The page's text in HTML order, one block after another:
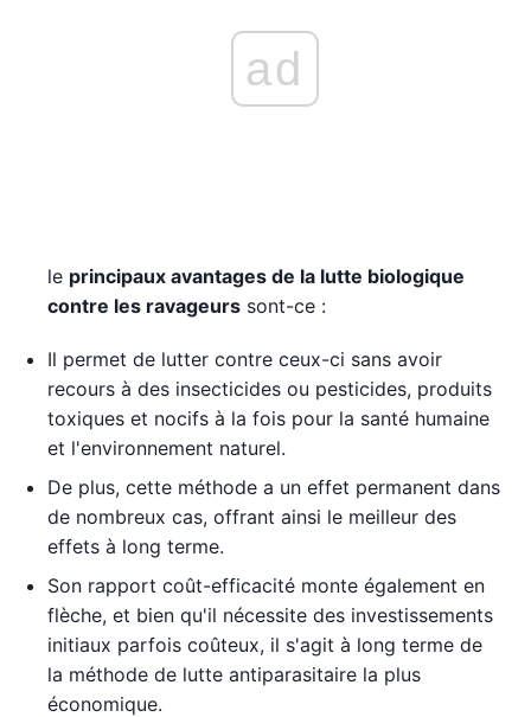
ad
le principaux avantages de la lutte biologique
contre les ravageurs sont-ce :
Il permet de lutter contre ceux-ci sans avoir
recours à des insecticides ou pesticides, produits
toxiques et nocifs à la fois pour la santé humaine
et l'environnement naturel.
De plus, cette méthode a un effet permanent dans
de nombreux cas, offrant ainsi le meilleur des
effets à long terme.
Son rapport coût-efficacité monte également en
flèche, et bien qu'il nécessite des investissements
initiaux parfois coûteux, il s'agit à long terme de
la méthode de lutte antiparasitaire la plus
économique.